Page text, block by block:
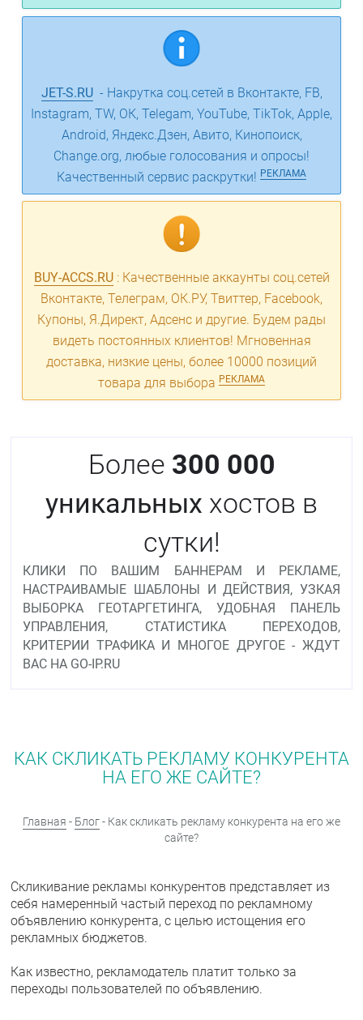
JET-S.RU- Накрутка соц.сетей в Вконтакте, FB,
Instagram, TW, ОК, Telegam, YouTube, TikTok, Apple,
Android, Яндекс.Дзен, Авито, Кинопоиск,
Change.org, любые голосования и опросы!
Качественный сервис раскрутки! РЕКЛАМА
BUY-ACCS.RU: Качественные аккаунты соц.сетей
Вконтакте, Телеграм, ОК.РУ, Твиттер, Facebook,
Купоны, Я.Директ, Адсенс и другие. Будем рады
видеть постоянных клиентов! Мгновенная
доставка, низкие цены, более 10000 позиций
товара для выбора РЕКЛАМА
Более 300 000
уникальных хостов в
сутки!
КЛИКИ ПО ВАШИМ БАННЕРАМ И РЕКЛАМЕ,
НАСТРАИВАМЫЕ ШАБЛОНЫ И ДЕЙСТВИЯ, УЗКАЯ
ВЫБОРКА ГЕОТАРГЕТИНГА, УДОБНАЯ ПАНЕЛЬ
УПРАВЛЕНИЯ, СТАТИСТИКА ПЕРЕХОДОВ,
КРИТЕРИИ ТРАФИКА И МНОГОЕ ДРУГОЕ - ЖДУТ
ВАС НА GO-IP.RU
КАК СКЛИКАТЬ РЕКЛАМУ КОНКУРЕНТА
НА ЕГО ЖЕ САЙТЕ?
Главная - Блог- Как скликать рекламу конкурента на его же
сайте?
Скликивание рекламы конкурентов представляет из
себя намеренный частый переход по рекламному
объявлению конкурента, с целью истощения его
рекламных бюджетов.
Как известно, рекламодатель платит только за
переходы пользователей по объявлению.